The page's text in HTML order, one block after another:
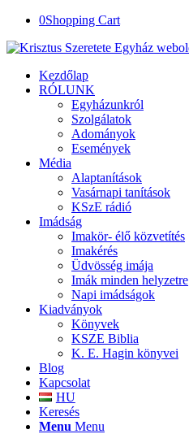
0Shopping Cart
Kezdőlap
RÓLUNK
Egyházunkról
Szolgálatok
Adományok
Események
Média
Alaptanítások
Vasárnapi tanítások
KSzE rádió
Imádság
Imakör- élő közvetítés
Imakérés
Üdvösség imája
Imák minden helyzetre
Napi imádságok
Kiadványok
Könyvek
KSZE Biblia
K. E. Hagin könyvei
Blog
Kapcsolat
HU
Keresés
Menu Menu